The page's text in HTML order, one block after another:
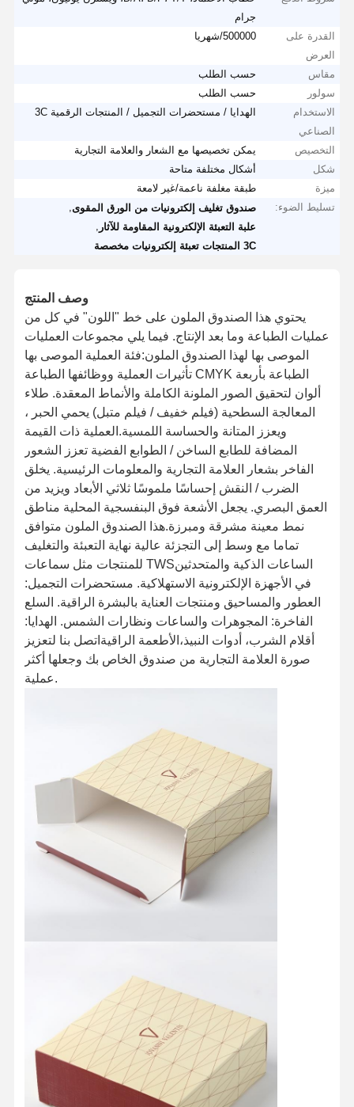
المنتجات حول بنا
جولة في
المعمل
جرام
القدرة على
العرض
500000/شهريا
مقاس
حسب الطلب
سولور
حسب الطلب
الاستخدام
الصناعي
الهدايا / مستحضرات التجميل / المنتجات الرقمية 3C
التخصيص
يمكن تخصيصها مع الشعار والعلامة التجارية
شكل
أشكال مختلفة متاحة
ميزة
طبقة مغلفة ناعمة/غير لامعة
تسليط الضوء:
صندوق تغليف إلكترونيات من الورق المقوى
علبة التعبئة الإلكترونية المقاومة للآثار
3C المنتجات تعبئة إلكترونيات مخصصة
وصف المنتج
يحتوي هذا الصندوق الملون على خط "اللون" في كل من
عمليات الطباعة وما بعد الإنتاج. فيما يلي مجموعات العمليات
الموصى بها لهذا الصندوق الملون:فئة العملية الموصى بها
تأثيرات العملية ووظائفها الطباعة CMYK الطباعة بأربعة
ألوان لتحقيق الصور الملونة الكاملة والأنماط المعقدة. طلاء
المعالجة السطحية (فيلم خفيف / فيلم متبل) يحمي الحبر ،
ويعزز المتانة والحساسة اللمسية.العملية ذات القيمة
المضافة للطابع الساخن / الطوابع الفضية تعزز الشعور
الفاخر بشعار العلامة التجارية والمعلومات الرئيسية. يخلق
الضرب / النقش إحساسًا ملموسًا ثلاثي الأبعاد ويزيد من
العمق البصري. يجعل الأشعة فوق البنفسجية المحلية مناطق
نمط معينة مشرقة ومبرزة.هذا الصندوق الملون متوافق
تماما مع وسط إلى التجزئة عالية نهاية التعبئة والتغليف
للمنتجات مثل سماعات TWSالساعات الذكية والمتحدثين
في الأجهزة الإلكترونية الاستهلاكية. مستحضرات التجميل:
العطور والمساحيق ومنتجات العناية بالبشرة الراقية. السلع
الفاخرة: المجوهرات والساعات ونظارات الشمس. الهدايا:
أقلام الشرب، أدوات النبيذ،الأطعمة الراقيةاتصل بنا لتعزيز
صورة العلامة التجارية من صندوق الخاص بك وجعلها أكثر
عملية.